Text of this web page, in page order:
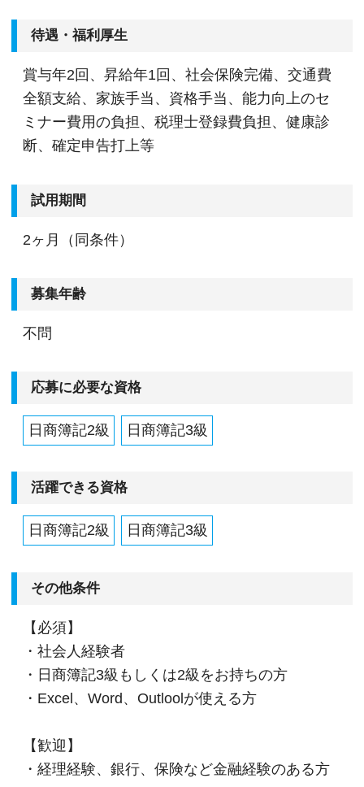
待遇・福利厚生
賞与年2回、昇給年1回、社会保険完備、交通費
全額支給、家族手当、資格手当、能力向上のセ
ミナー費用の負担、税理士登録費負担、健康診
断、確定申告打上等
試用期間
2ヶ月（同条件）
募集年齢
不問
応募に必要な資格
日商簿記2級 日商簿記3級
活躍できる資格
日商簿記2級 日商簿記3級
その他条件
【必須】
・社会人経験者
・日商簿記3級もしくは2級をお持ちの方
・Excel、Word、Outloolが使える方
【歓迎】
・経理経験、銀行、保険など金融経験のある方